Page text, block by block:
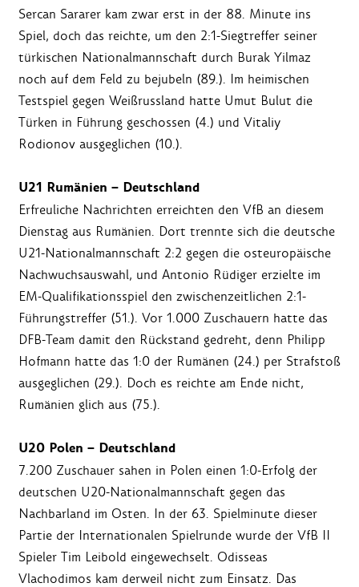
Sercan Sararer kam zwar erst in der 88. Minute ins
Spiel, doch das reichte, um den 2:1-Siegtreffer seiner
türkischen Nationalmannschaft durch Burak Yilmaz
noch auf dem Feld zu bejubeln (89.). Im heimischen
Testspiel gegen Weißrussland hatte Umut Bulut die
Türken in Führung geschossen (4.) und Vitaliy
Rodionov ausgeglichen (10.).
U21 Rumänien – Deutschland
Erfreuliche Nachrichten erreichten den VfB an diesem
Dienstag aus Rumänien. Dort trennte sich die deutsche
U21-Nationalmannschaft 2:2 gegen die osteuropäische
Nachwuchsauswahl, und Antonio Rüdiger erzielte im
EM-Qualifikationsspiel den zwischenzeitlichen 2:1-
Führungstreffer (51.). Vor 1.000 Zuschauern hatte das
DFB-Team damit den Rückstand gedreht, denn Philipp
Hofmann hatte das 1:0 der Rumänen (24.) per Strafstoß
ausgeglichen (29.). Doch es reichte am Ende nicht,
Rumänien glich aus (75.).
U20 Polen – Deutschland
7.200 Zuschauer sahen in Polen einen 1:0-Erfolg der
deutschen U20-Nationalmannschaft gegen das
Nachbarland im Osten. In der 63. Spielminute dieser
Partie der Internationalen Spielrunde wurde der VfB II
Spieler Tim Leibold eingewechselt. Odisseas
Vlachodimos kam derweil nicht zum Einsatz. Das